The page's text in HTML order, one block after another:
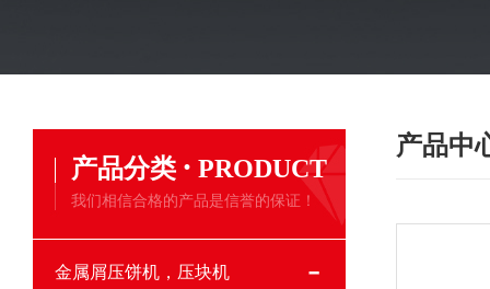
产品分类 · PRODUCT
我们相信合格的产品是信誉的保证！
金属屑压饼机，压块机
产品中